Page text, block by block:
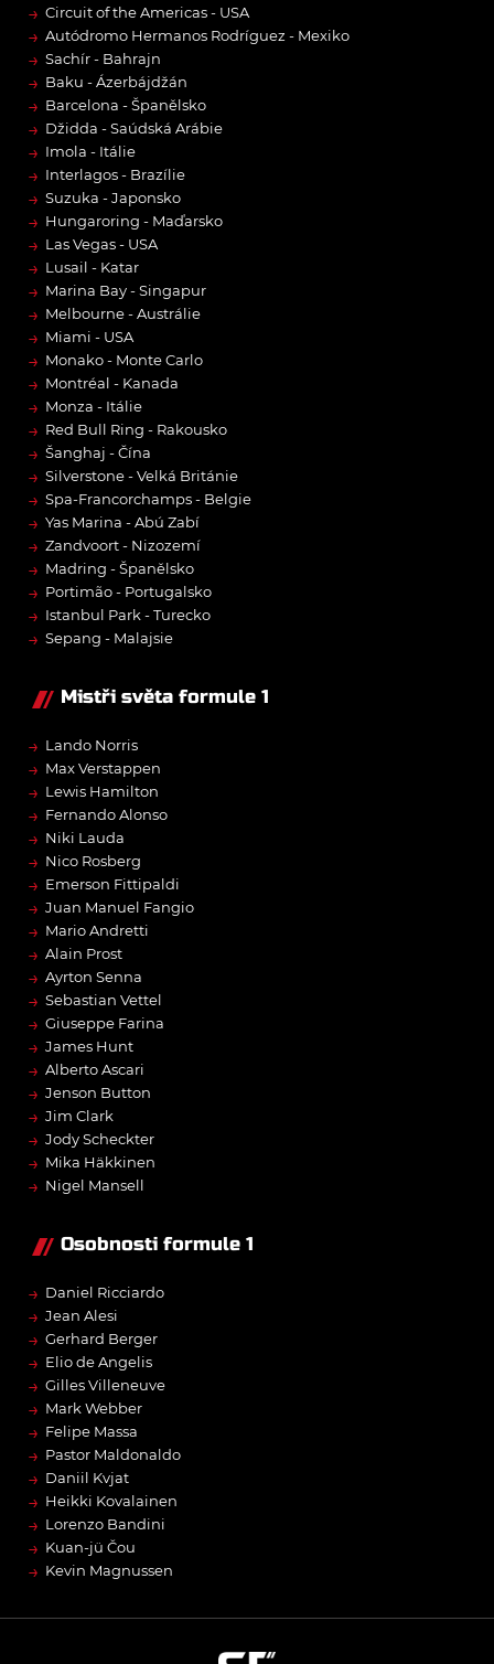
→ Circuit of the Americas - USA
→ Autódromo Hermanos Rodríguez - Mexiko
→ Sachír - Bahrajn
→ Baku - Ázerbájdžán
→ Barcelona - Španělsko
→ Džidda - Saúdská Arábie
→ Imola - Itálie
→ Interlagos - Brazílie
→ Suzuka - Japonsko
→ Hungaroring - Maďarsko
→ Las Vegas - USA
→ Lusail - Katar
→ Marina Bay - Singapur
→ Melbourne - Austrálie
→ Miami - USA
→ Monako - Monte Carlo
→ Montréal - Kanada
→ Monza - Itálie
→ Red Bull Ring - Rakousko
→ Šanghaj - Čína
→ Silverstone - Velká Británie
→ Spa-Francorchamps - Belgie
→ Yas Marina - Abú Zabí
→ Zandvoort - Nizozemí
→ Madring - Španělsko
→ Portimão - Portugalsko
→ Istanbul Park - Turecko
→ Sepang - Malajsie
Mistři světa formule 1
→ Lando Norris
→ Max Verstappen
→ Lewis Hamilton
→ Fernando Alonso
→ Niki Lauda
→ Nico Rosberg
→ Emerson Fittipaldi
→ Juan Manuel Fangio
→ Mario Andretti
→ Alain Prost
→ Ayrton Senna
→ Sebastian Vettel
→ Giuseppe Farina
→ James Hunt
→ Alberto Ascari
→ Jenson Button
→ Jim Clark
→ Jody Scheckter
→ Mika Häkkinen
→ Nigel Mansell
Osobnosti formule 1
→ Daniel Ricciardo
→ Jean Alesi
→ Gerhard Berger
→ Elio de Angelis
→ Gilles Villeneuve
→ Mark Webber
→ Felipe Massa
→ Pastor Maldonaldo
→ Daniil Kvjat
→ Heikki Kovalainen
→ Lorenzo Bandini
→ Kuan-jü Čou
→ Kevin Magnussen